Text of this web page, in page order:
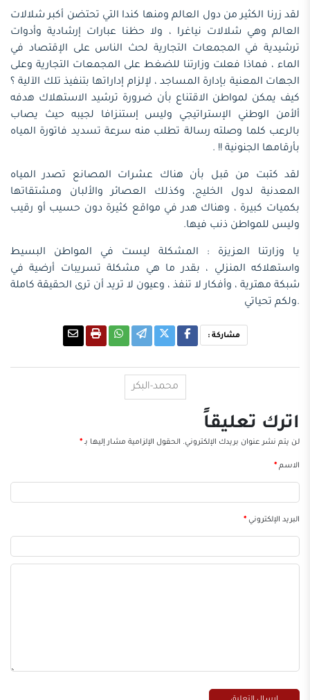
لقد زرنا الكثير من دول العالم ومنها كندا التي تحتضن أكبر شلالات
العالم وهي شلالات نياغرا ، ولا حظنا عبارات إرشادية وأدوات
ترشيدية في المجمعات التجارية لحث الناس على الإقتصاد في
الماء ، فماذا فعلت وزارتنا للضغط على المجمعات التجارية وعلى
الجهات المعنية بإدارة المساجد ، لإلزام إداراتها بتنفيذ تلك الآلية ؟
كيف يمكن لمواطن الاقتناع بأن ضرورة ترشيد الاستهلاك هدفه
ألأمن الوطني الإستراتيجي وليس إستنزافا لجيبه حيث يصاب
بالرعب كلما وصلته رسالة تطلب منه سرعة تسديد فاتورة المياه
بأرقامها الجنونية !! .
لقد كتبت من قبل بأن هناك عشرات المصانع تصدر المياه
المعدنية لدول الخليج، وكذلك العصائر والألبان ومشتقاتها
بكميات كبيرة ، وهناك هدر في مواقع كثيرة دون حسيب أو رقيب
وليس للمواطن ذنب فيها.
يا وزارتنا العزيزة : المشكلة ليست في المواطن البسيط
واستهلاكه المنزلي ، بقدر ما هي مشكلة تسريبات أرضية في
شبكة مهترية ، وأفكار لا تنفذ ، وعيون لا تريد أن ترى الحقيقة كاملة
.ولكم تحياتي
مشاركة :
محمد-البكر
اترك تعليقاً
لن يتم نشر عنوان بريدك الإلكتروني. الحقول الإلزامية مشار إليها بـ*
الاسم*
البريد الإلكتروني*